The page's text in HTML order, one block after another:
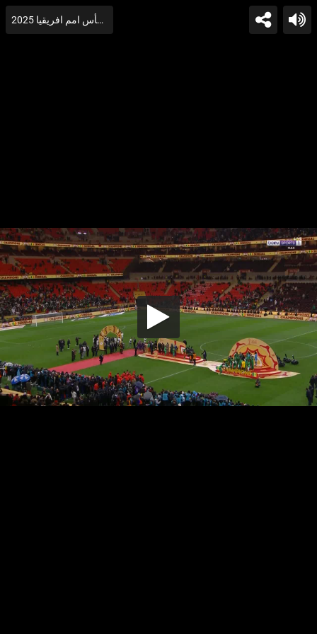
مراسم تتويج السنغال بطلاً لكأس امم افريقيا 2025